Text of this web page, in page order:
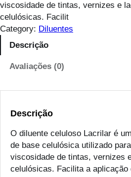
viscosidade de tintas, vernizes e
celulósicas. Facilit
Category: Diluentes
Descrição
Avaliações (0)
Descrição
O diluente celuloso Lacrilar é
de base celulósica utilizado
viscosidade de tintas, vernizes
celulósicas. Facilita a aplicação